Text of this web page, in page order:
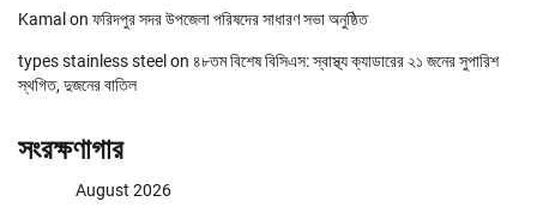
Kamal on ফরিদপুর সদর উপজেলা পরিষদের সাধারণ সভা অনুষ্ঠিত
types stainless steel on ৪৮তম বিশেষ বিসিএস: স্বাস্থ্য ক্যাডারের ২১ জনের সুপারিশ
স্থগিত, দুজনের বাতিল
সংরক্ষণাগার
August 2026